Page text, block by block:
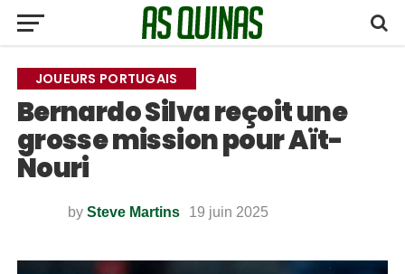
JOUEURS PORTUGAIS
Bernardo Silva reçoit une
grosse mission pour Aït-
Nouri
by Steve Martins 19 juin 2025